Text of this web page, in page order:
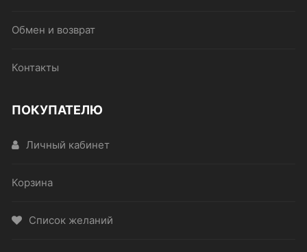
Обмен и возврат
Контакты
ПОКУПАТЕЛЮ
Личный кабинет
Корзина
Список желаний